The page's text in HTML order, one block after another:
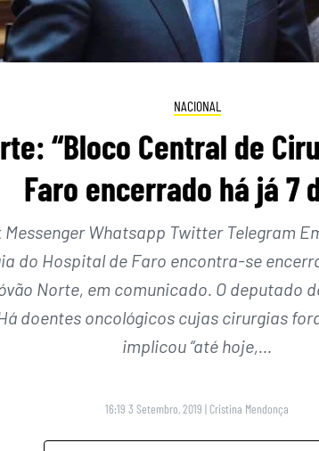
NACIONAL
“Bloco Central de
Faro encerrado há já 7
Whatsapp Twitter Telegram
do Hospital de Faro encontra-se
Norte, em comunicado. O deputado
doentes oncológicos cujas cirurgias
implicou “até hoje,…
16:19 3 Setembro, 2019 | Cristina Mendonça